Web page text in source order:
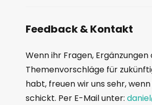
Feedback & Kontakt
Wenn ihr Fragen, Ergänzungen
Themenvorschläge für
habt, freuen wir uns sehr,
schickt. Per E-Mail unter: